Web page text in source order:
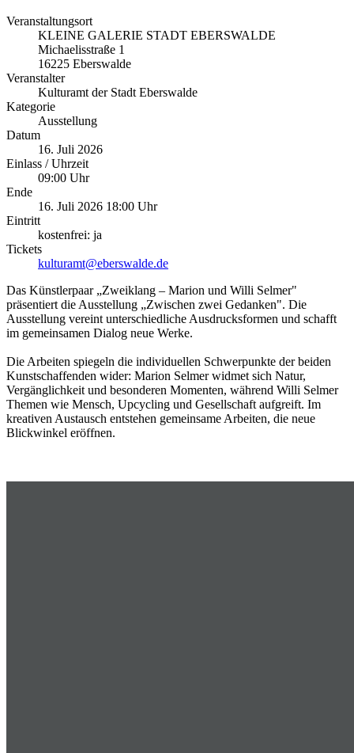
Veranstaltungsort
KLEINE GALERIE STADT EBERSWALDE
Michaelisstraße 1
16225 Eberswalde
Veranstalter
Kulturamt der Stadt Eberswalde
Kategorie
Ausstellung
Datum
16. Juli 2026
Einlass / Uhrzeit
09:00 Uhr
Ende
16. Juli 2026 18:00 Uhr
Eintritt
kostenfrei: ja
Tickets
kulturamt@eberswalde.de
Das Künstlerpaar „Zweiklang – Marion und Willi Selmer"
präsentiert die Ausstellung „Zwischen zwei Gedanken". Die
Ausstellung vereint unterschiedliche Ausdrucksformen und schafft
im gemeinsamen Dialog neue Werke.
Die Arbeiten spiegeln die individuellen Schwerpunkte der beiden
Kunstschaffenden wider: Marion Selmer widmet sich Natur,
Vergänglichkeit und besonderen Momenten, während Willi Selmer
Themen wie Mensch, Upcycling und Gesellschaft aufgreift. Im
kreativen Austausch entstehen gemeinsame Arbeiten, die neue
Blickwinkel eröffnen.